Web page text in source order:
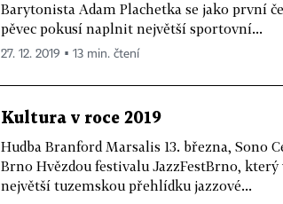
Barytonista Adam Plachetka se jako první
pěvec pokusí naplnit největší sportovní...
27. 12. 2019 ▪ 13 min. čtení
Kultura v roce 2019
Hudba Branford Marsalis 13. března, Sono
Brno Hvězdou festivalu JazzFestBrno,
největší tuzemskou přehlídku jazzové...